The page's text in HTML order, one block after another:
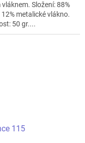
vláknem. Složení: 88%
12% metalické vlákno.
50 gr....
115